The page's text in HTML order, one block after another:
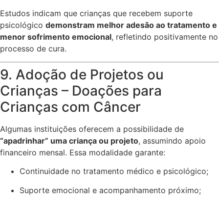
Estudos indicam que crianças que recebem suporte
psicológico demonstram melhor adesão ao tratamento e
menor sofrimento emocional, refletindo positivamente no
processo de cura.
9. Adoção de Projetos ou
Crianças – Doações para
Crianças com Câncer
Algumas instituições oferecem a possibilidade de
“apadrinhar” uma criança ou projeto, assumindo apoio
financeiro mensal. Essa modalidade garante:
Continuidade no tratamento médico e psicológico;
Suporte emocional e acompanhamento próximo;